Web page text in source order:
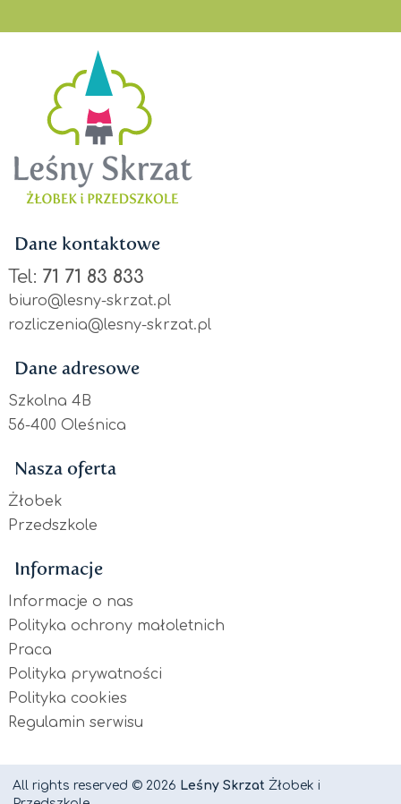
Dane kontaktowe
Tel: 71 71 83 833
biuro@lesny-skrzat.pl
rozliczenia@lesny-skrzat.pl
Dane adresowe
Szkolna 4B
56-400 Oleśnica
Nasza oferta
Żłobek
Przedszkole
Informacje
Informacje o nas
Polityka ochrony małoletnich
Praca
Polityka prywatności
Polityka cookies
Regulamin serwisu
All rights reserved © 2026 Leśny Skrzat Żłobek i